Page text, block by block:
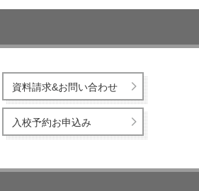
資料請求&お問い合わせ
入校予約お申込み